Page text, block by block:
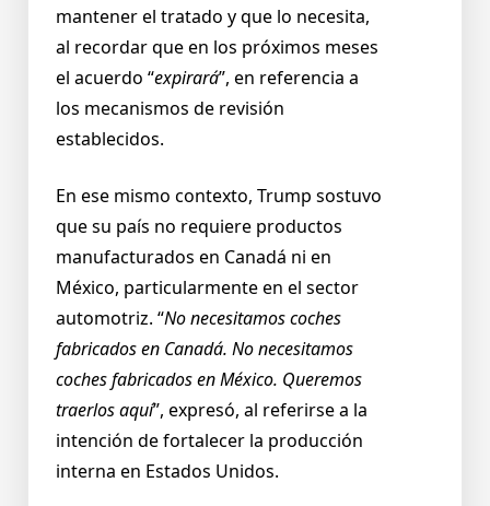
mantener el tratado y que lo necesita,
al recordar que en los próximos meses
el acuerdo “expirará”, en referencia a
los mecanismos de revisión
establecidos.
En ese mismo contexto, Trump sostuvo
que su país no requiere productos
manufacturados en Canadá ni en
México, particularmente en el sector
automotriz. “No necesitamos coches
fabricados en Canadá. No necesitamos
coches fabricados en México. Queremos
traerlos aquí”, expresó, al referirse a la
intención de fortalecer la producción
interna en Estados Unidos.